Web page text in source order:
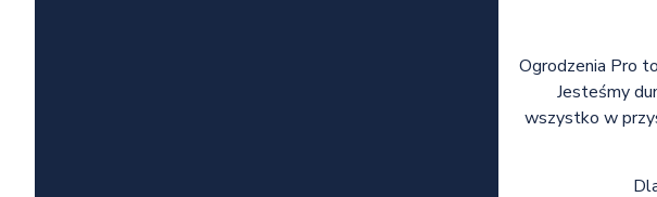
Ogrodzenia Pro
Jesteśmy
wszystko w